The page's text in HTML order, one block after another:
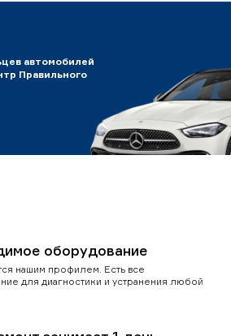
автомобилей
Правильного
оборудование
нашим профилем. Есть все
для диагностики и устранения любой